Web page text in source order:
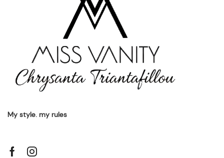
My style. my rules